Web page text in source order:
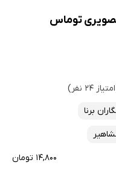
توماس
۲۴ نفر)
برنا
۱۴,۸۰۰ تومان